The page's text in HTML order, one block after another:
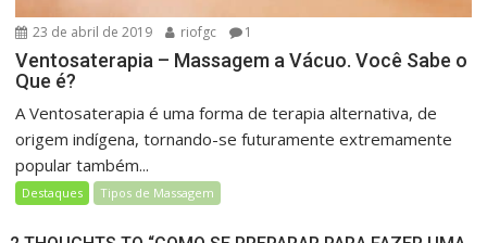
23 de abril de 2019 riofgc 1
Ventosaterapia – Massagem a Vácuo. Você Sabe o
Que é?
A Ventosaterapia é uma forma de terapia alternativa, de
origem indígena, tornando-se futuramente extremamente
popular também...
Destaques Tipos de Massagem